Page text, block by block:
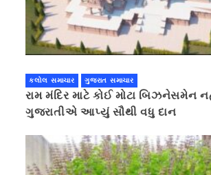
કલોલ સમાચાર ગુજરાત સમાચાર
રામ મંદિર માટે કોઈ મોટા બિઝનેસમેન
ગુજરાતીએ આપ્યું સૌથી વધુ દાન